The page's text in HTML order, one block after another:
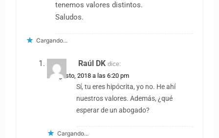
tenemos valores distintos.
Saludos.
Cargando...
Raúl DK dice:
18 agosto, 2018 a las 6:20 pm
Sí, tu eres hipócrita, yo no. He ahí
nuestros valores. Además, ¿qué
esperar de un abogado?
Cargando...